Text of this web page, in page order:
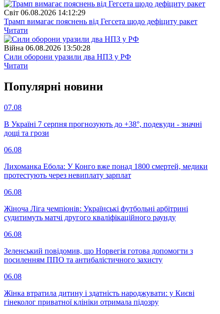
Свiт 06.08.2026 14:12:29
Трамп вимагає пояснень від Гегсета щодо дефіциту ракет
Читати
Війна 06.08.2026 13:50:28
Сили оборони уразили два НПЗ у РФ
Читати
Популярнi новини
07.08
В Україні 7 серпня прогнозують до +38°, подекуди - значні
дощі та грози
06.08
Лихоманка Ебола: У Конго вже понад 1800 смертей, медики
протестують через невиплату зарплат
06.08
Жіноча Ліга чемпіонів: Українські футбольні арбітрині
судитимуть матчі другого кваліфікаційного раунду
06.08
Зеленський повідомив, що Норвегія готова допомогти з
посиленням ППО та антибалістичного захисту
06.08
Жінка втратила дитину і здатність народжувати: у Києві
гінеколог приватної клініки отримала підозру